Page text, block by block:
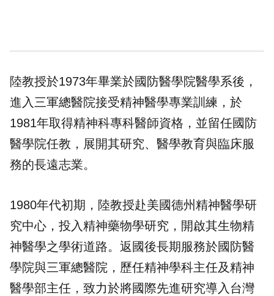
陸教授於1973年畢業於國防醫學院醫學系後，
進入三軍總醫院接受精神醫學專業訓練，於
1981年取得精神科專科醫師資格，並留任國防
醫學院任教，展開其研究、醫學教育與臨床服
務的長遠志業。
1980年代初期，陸教授赴美國德州精神醫學研
究中心，投入精神藥物學研究，開啟其生物精
神醫學之學術道路。返國後長期服務於國防醫
學院與三軍總醫院，歷任精神學科主任及精神
醫學部主任，致力於將國際先進研究導入台灣